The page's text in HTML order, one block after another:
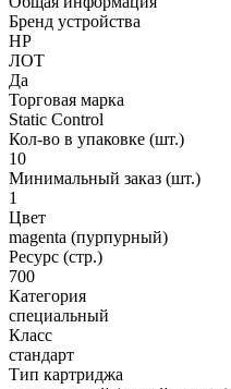
Бренд устройства
HP
ЛОТ
Да
Торговая марка
Static Control
Кол-во в упаковке (шт.)
10
Минимальный заказ (шт.)
1
Цвет
magenta (пурпурный)
Ресурс (стр.)
700
Категория
специальный
Класс
стандарт
Тип картриджа